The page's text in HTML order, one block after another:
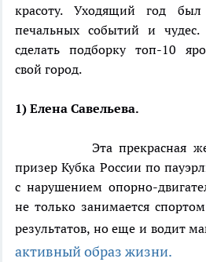
красоту. Уходящий год
печальных событий и
сделать подборку топ-10
свой город.
1) Елена Савельева.
Эта прекрасная
призер Кубка России по
с нарушением опорно-
не только занимается
результатов, но еще и водит
активный образ жизни.